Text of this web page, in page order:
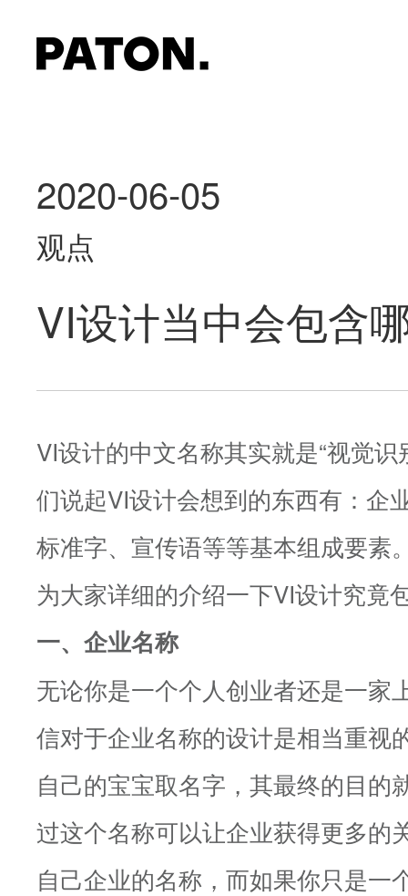
2020-06-05
观点
VI设计当中会包含
VI设计的中文名称其实就是“视觉
们说起VI设计会想到的东西有：企
标准字、宣传语等等基本组成要素
为大家详细的介绍一下VI设计究竟
一、企业名称
无论你是一个个人创业者还是一家
信对于企业名称的设计是相当重视
自己的宝宝取名字，其最终的目的
过这个名称可以让企业获得更多的
自己企业的名称，而如果你只是一